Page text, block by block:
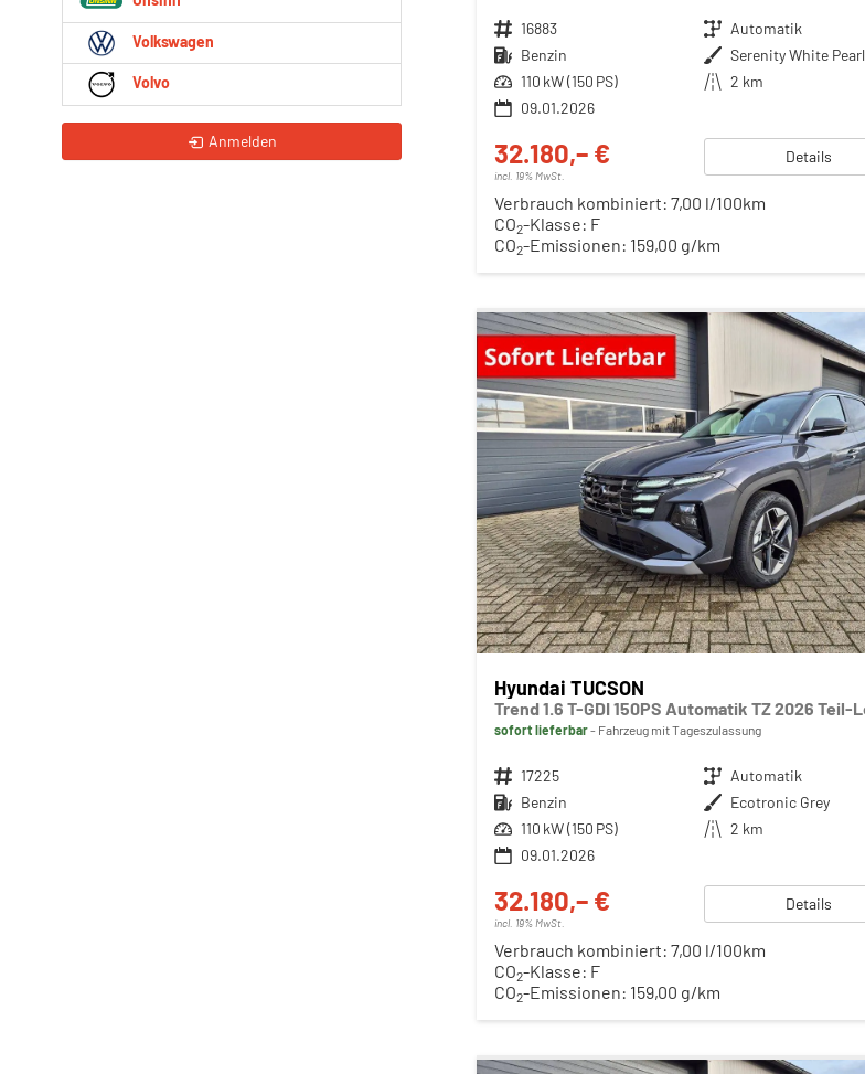
Fahrzeugnr. 16883 Getriebe Automatik
Kraftstoff Benzin Außenfarbe Serenity White Pearl
Leistung 110 kW (150 PS) Kilometerstand 2 km
09.01.2026
32.180,– €
incl. 19% MwSt.
Details
Verbrauch kombiniert: 7,00 l/100km
CO2-Klasse: F
CO2-Emissionen: 159,00 g/km
Hyundai TUCSON
sofort lieferbar Fahrzeug mit Tageszulassung
Fahrzeugnr. 17225 Getriebe Automatik
Kraftstoff Benzin Außenfarbe Ecotronic Grey
Leistung 110 kW (150 PS) Kilometerstand 2 km
09.01.2026
32.180,– €
incl. 19% MwSt.
Details
Verbrauch kombiniert: 7,00 l/100km
CO2-Klasse: F
CO2-Emissionen: 159,00 g/km
Volkswagen
Volvo
Anmelden